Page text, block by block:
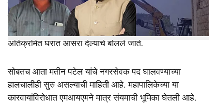
करण्यापुर्वी महापालिकेने पटेल यांना दोन नोटीस बजावल्या होत्या.
परंतु या कारवाईमागे प्रमुख कारण हे मतीन पटेल यांनी कथीत
धर्मांतर प्रकरणातील आरोपी असलेल्या निदा खान हिला याच
अतिक्रमित घरात आसरा देल्याचे बोलले जाते.
सोबतच आता मतीन पटेल यांचे नगरसेवक पद घालवण्याच्या
हालचालीही सुरु असल्याची माहिती आहे. महापालिकेच्या या
कारवायांविरोधात एमआयएमने मात्र संयमाची भूमिका घेतली आहे.